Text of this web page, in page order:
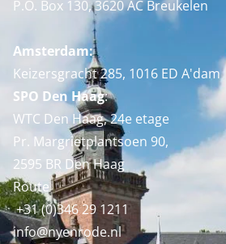
P.O. Box 130, 3620 AC Breukelen
Amsterdam:
Keizersgracht 285, 1016 ED A'dam
SPO Den Haag:
WTC Den Haag, 24e etage
Pr. Margrietplantsoen 90,
2595 BR Den Haag
Route
+31 (0)346 29 1211
info@nyenrode.nl